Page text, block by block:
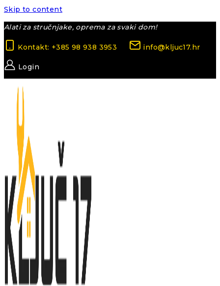
Skip to content
Alati za stručnjake, oprema za svaki dom!
Kontakt: +385 98 938 3953 info@kljuc17.hr
Login